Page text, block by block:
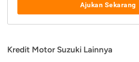
Ajukan Sekarang
Kredit Motor Suzuki Lainnya